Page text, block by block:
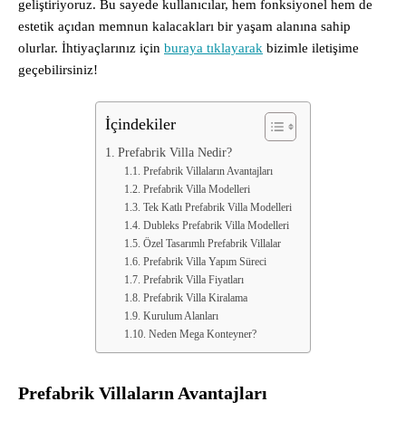
geliştiriyoruz. Bu sayede kullanıcılar, hem fonksiyonel hem de
estetik açıdan memnun kalacakları bir yaşam alanına sahip
olurlar. İhtiyaçlarınız için buraya tıklayarak bizimle iletişime
geçebilirsiniz!
İçindekiler
Prefabrik Villa Nedir?
Prefabrik Villaların Avantajları
Prefabrik Villa Modelleri
Tek Katlı Prefabrik Villa Modelleri
Dubleks Prefabrik Villa Modelleri
Özel Tasarımlı Prefabrik Villalar
Prefabrik Villa Yapım Süreci
Prefabrik Villa Fiyatları
Prefabrik Villa Kiralama
Kurulum Alanları
Neden Mega Konteyner?
Prefabrik Villaların Avantajları